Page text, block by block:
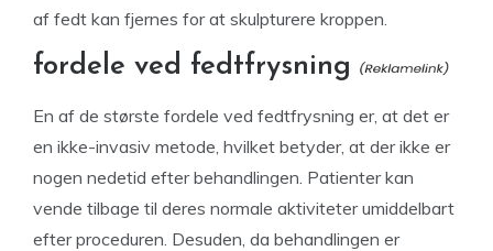
af fedt kan fjernes for at skulpturere kroppen.
fordele ved fedtfrysning
En af de største fordele ved fedtfrysning er, at det er
en ikke-invasiv metode, hvilket betyder, at der ikke er
nogen nedetid efter behandlingen. Patienter kan
vende tilbage til deres normale aktiviteter umiddelbart
efter proceduren. Desuden, da behandlingen er